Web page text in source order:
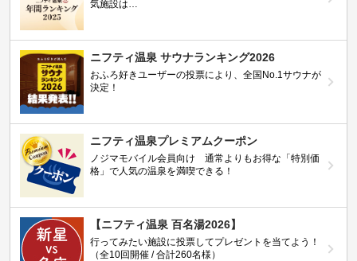
気施設は…
ニフティ温泉 サウナランキング2026
おふろ好きユーザーの投票により、全国No.1サウナが
決定！
ニフティ温泉プレミアムクーポン
ノジマモバイル会員向け 通常よりもお得な「特別価
格」で人気の温泉を満喫できる！
【ニフティ温泉 百名湯2026】
行ってみたい施設に投票してプレゼントを当てよう！
（全10回開催 / 合計260名様）